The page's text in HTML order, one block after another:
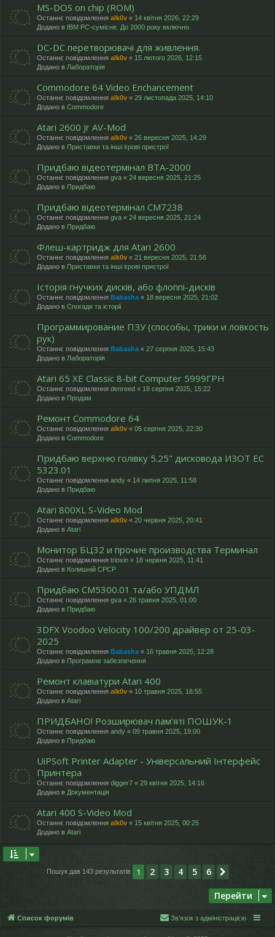
MS-DOS on chip (ROM)
Останнє повідомлення alk0v « 14 квітня 2026, 22:29
Додано в IBM PC-сумісне. До 2000 року включно
DC-DC перетворювачі для живлення.
Останнє повідомлення alk0v « 15 лютого 2026, 12:15
Додано в Лабораторія
Commodore 64 Video Enchancement
Останнє повідомлення alk0v « 29 листопада 2025, 14:10
Додано в Commodore
Atari 2600 Jr AV-Mod
Останнє повідомлення alk0v « 26 вересня 2025, 14:29
Додано в Приставки та інші ігрові пристрої
Придбаю відеотермінал ВТА-2000
Останнє повідомлення gva « 24 вересня 2025, 21:25
Додано в Придбаю
Придбаю відеотермінал СМ7238
Останнє повідомлення gva « 24 вересня 2025, 21:24
Додано в Придбаю
Флеш-картридж для Atari 2600
Останнє повідомлення alk0v « 21 вересня 2025, 21:56
Додано в Приставки та інші ігрові пристрої
Історія гнучких дисків, або флоппі-дисків
Останнє повідомлення Babasha « 18 вересня 2025, 21:02
Додано в Спогади та історії
Программирование ПЗУ (способы, трики и ловкость
рук)
Останнє повідомлення Babasha « 27 серпня 2025, 15:43
Додано в Лабораторія
Atari 65 XE Classic 8-bit Computer 5999ГРН
Останнє повідомлення denreed « 18 серпня 2025, 15:22
Додано в Продам
Ремонт Commodore 64
Останнє повідомлення alk0v « 05 серпня 2025, 22:30
Додано в Commodore
Придбаю верхню голівку 5.25" дисковода ИЗОТ ЕC
5323.01
Останнє повідомлення andy « 14 липня 2025, 11:58
Додано в Придбаю
Atari 800XL S-Video Mod
Останнє повідомлення alk0v « 20 червня 2025, 20:41
Додано в Atari
Монитор БЦ32 и прочие производства Терминал
Останнє повідомлення trioxin « 18 червня 2025, 11:41
Додано в Колишній СРСР
Придбаю СМ5300.01 та/або УПДМЛ
Останнє повідомлення gva « 26 травня 2025, 01:00
Додано в Придбаю
3DFX Voodoo Velocity 100/200 драйвер от 25-03-
2025
Останнє повідомлення Babasha « 16 травня 2025, 12:28
Додано в Програмне забезпечення
Ремонт клавіатури Atari 400
Останнє повідомлення alk0v « 10 травня 2025, 18:55
Додано в Atari
ПРИДБАНО! Розширювач пам'яті ПОШУК-1
Останнє повідомлення andy « 09 травня 2025, 19:00
Додано в Придбаю
UiPSoft Printer Adapter - Універсальний Інтерфейс
Принтера
Останнє повідомлення digger7 « 29 квітня 2025, 14:16
Додано в Документація
Atari 400 S-Video Mod
Останнє повідомлення alk0v « 15 квітня 2025, 00:25
Додано в Atari
Пошук дав 143 результатів 1 2 3 4 5 6
Перейти
Список форумів Зв'язок з адміністрацією